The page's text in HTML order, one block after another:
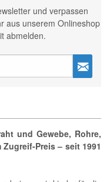
und verpassen
aus unserem Onlineshop
abmelden.
und Gewebe, Rohre,
Preis – seit 1991